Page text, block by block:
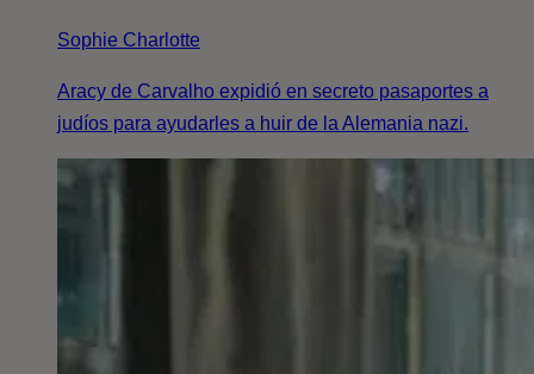
Sophie Charlotte
Aracy de Carvalho expidió en secreto pasaportes a
judíos para ayudarles a huir de la Alemania nazi.